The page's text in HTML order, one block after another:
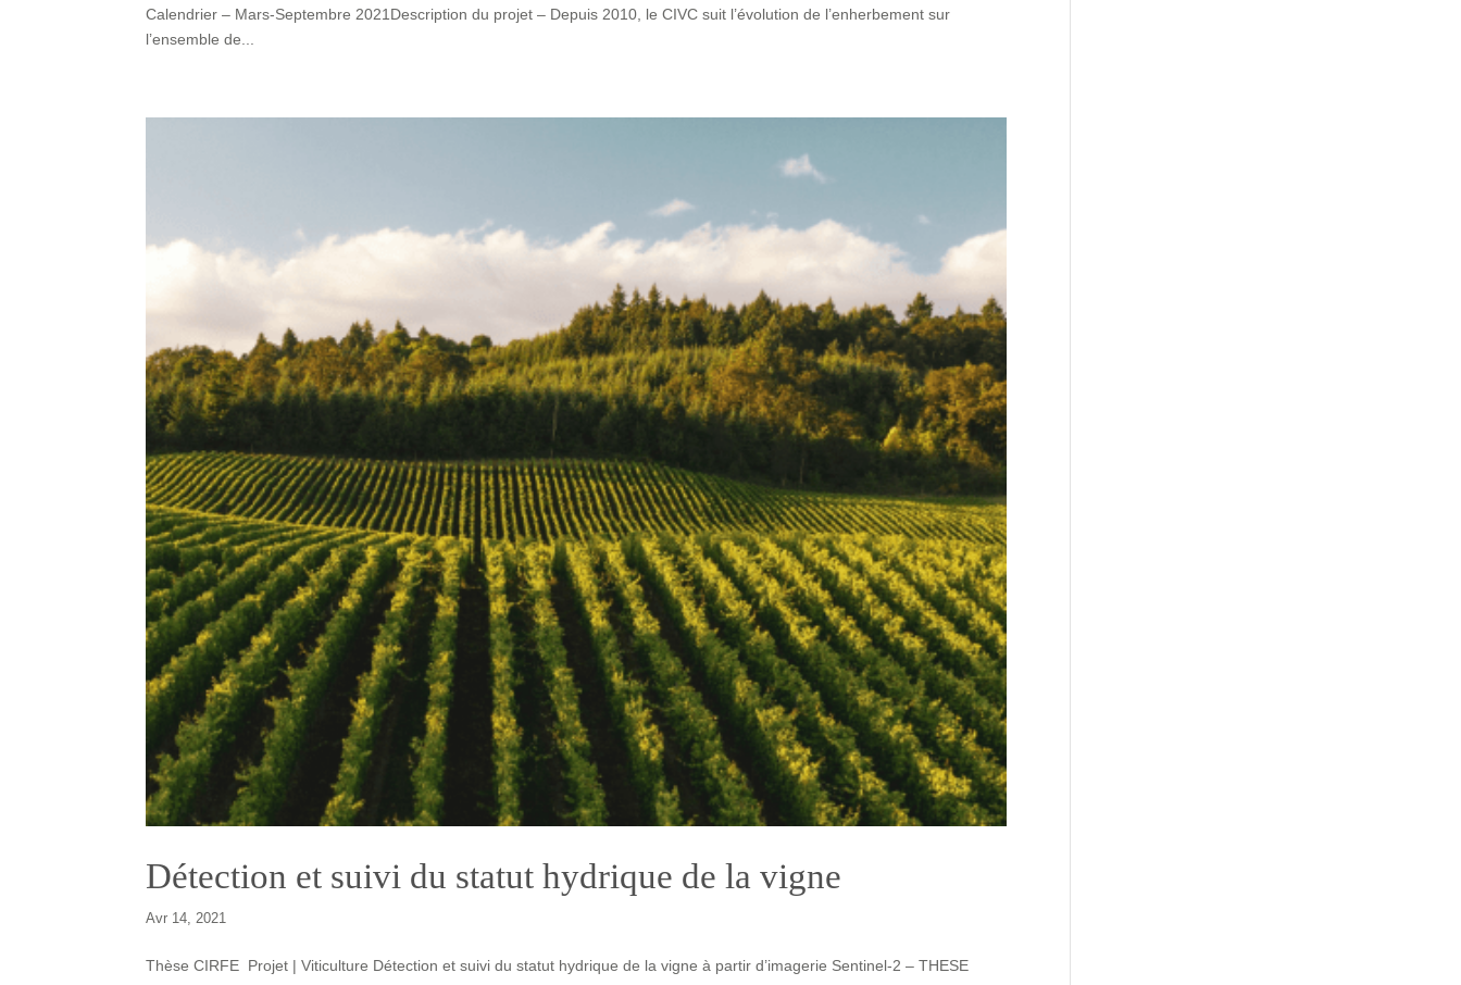
Calendrier – Mars-Septembre 2021Description du projet – Depuis 2010, le CIVC suit l’évolution de l’enherbement sur
l’ensemble de...
Détection et suivi du statut hydrique de la vigne
Avr 14, 2021
Thèse CIRFE Projet | Viticulture Détection et suivi du statut hydrique de la vigne à partir d’imagerie Sentinel-2 – THESE